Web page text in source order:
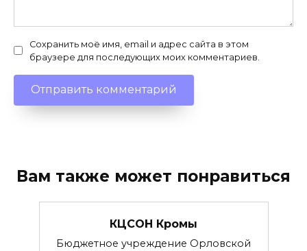
Сохранить моё имя, email и адрес сайта в этом
браузере для последующих моих комментариев.
Вам также может понравиться
КЦСОН Кромы
Бюджетное учреждение Орловской